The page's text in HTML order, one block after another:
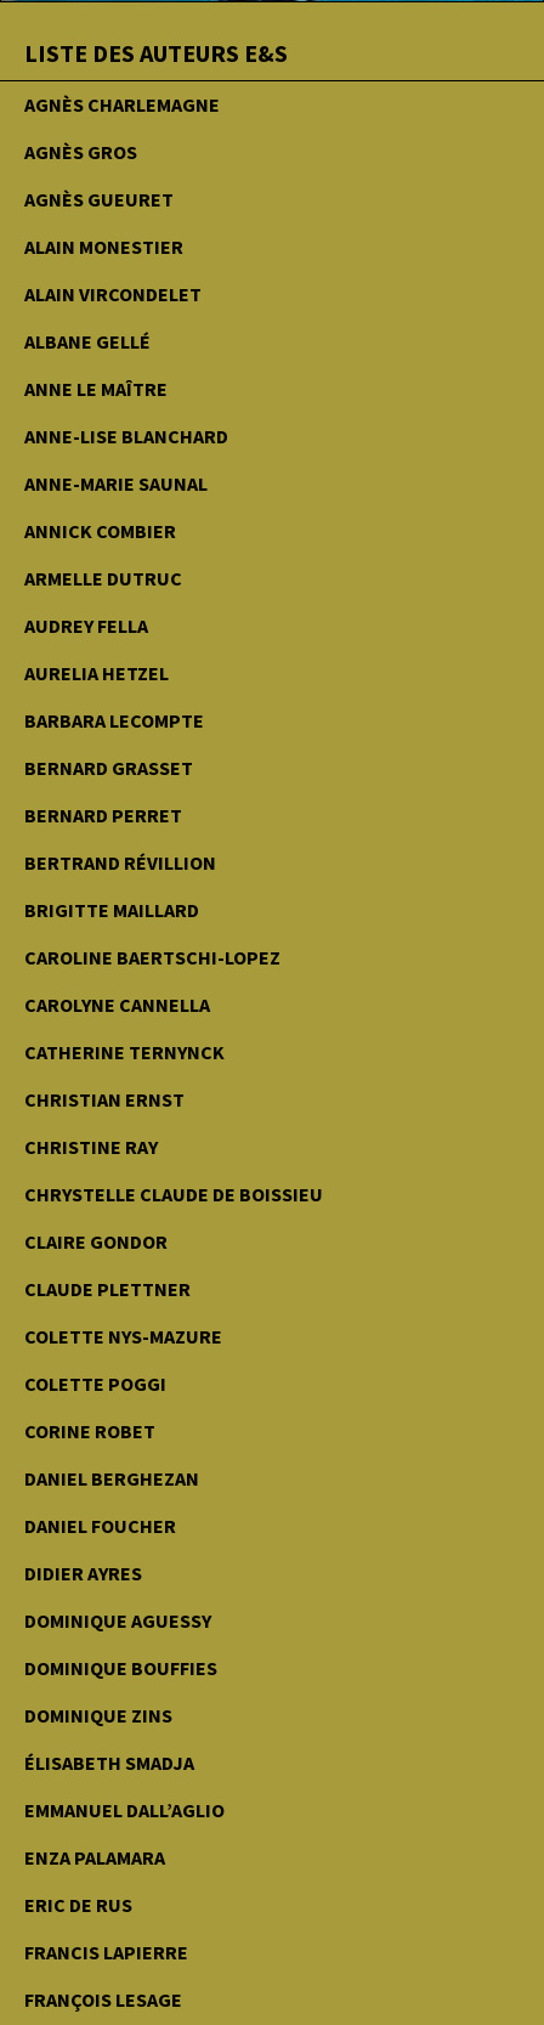
LISTE DES AUTEURS E&S
AGNÈS CHARLEMAGNE
AGNÈS GROS
AGNÈS GUEURET
ALAIN MONESTIER
ALAIN VIRCONDELET
ALBANE GELLÉ
ANNE LE MAÎTRE
ANNE-LISE BLANCHARD
ANNE-MARIE SAUNAL
ANNICK COMBIER
ARMELLE DUTRUC
AUDREY FELLA
AURELIA HETZEL
BARBARA LECOMPTE
BERNARD GRASSET
BERNARD PERRET
BERTRAND RÉVILLION
BRIGITTE MAILLARD
CAROLINE BAERTSCHI-LOPEZ
CAROLYNE CANNELLA
CATHERINE TERNYNCK
CHRISTIAN ERNST
CHRISTINE RAY
CHRYSTELLE CLAUDE DE BOISSIEU
CLAIRE GONDOR
CLAUDE PLETTNER
COLETTE NYS-MAZURE
COLETTE POGGI
CORINE ROBET
DANIEL BERGHEZAN
DANIEL FOUCHER
DIDIER AYRES
DOMINIQUE AGUESSY
DOMINIQUE BOUFFIES
DOMINIQUE ZINS
ÉLISABETH SMADJA
EMMANUEL DALL’AGLIO
ENZA PALAMARA
ERIC DE RUS
FRANCIS LAPIERRE
FRANÇOIS LESAGE